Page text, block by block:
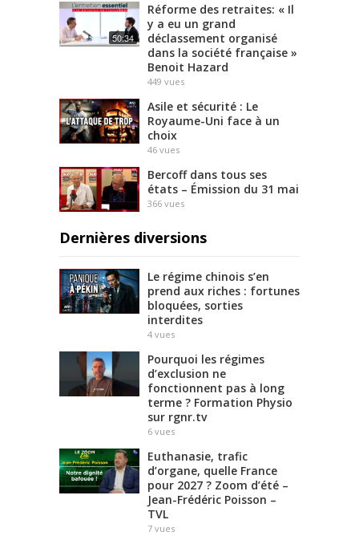
50:34
Réforme des retraites: « Il
y a eu un grand
déclassement organisé
dans la société française »
Benoit Hazard
449 vues
Asile et sécurité : Le
Royaume-Uni face à un
choix
46 vues
Bercoff dans tous ses
états – Émission du 31 mai
366 vues
Dernières diversions
Le régime chinois s’en
prend aux riches : fortunes
bloquées, sorties
interdites
4 vues
Pourquoi les régimes
d’exclusion ne
fonctionnent pas à long
terme ? Formation Physio
sur rgnr.tv
6 vues
Euthanasie, trafic
d’organe, quelle France
pour 2027 ? Zoom d’été –
Jean-Frédéric Poisson –
TVL
7 vues